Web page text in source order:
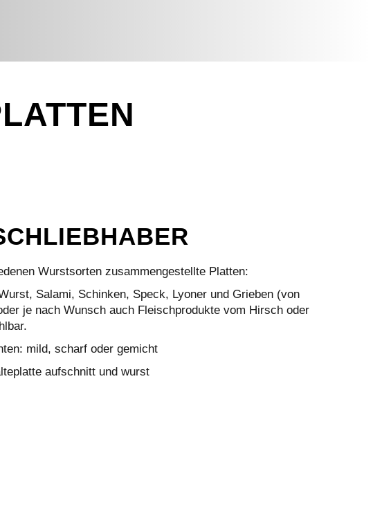
Wurstsorten zusammengestellte Platten:
Salami, Schinken, Speck, Lyoner und Grieben (von
je nach Wunsch auch Fleischprodukte vom Hirsch oder
mild, scharf oder gemicht